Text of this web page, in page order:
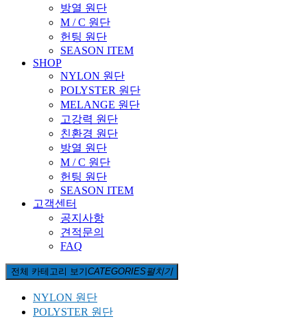
방열 원단
M / C 원단
헌팅 원단
SEASON ITEM
SHOP
NYLON 원단
POLYSTER 원단
MELANGE 원단
고강력 원단
친환경 원단
방열 원단
M / C 원단
헌팅 원단
SEASON ITEM
고객센터
공지사항
견적문의
FAQ
전체 카테고리 보기CATEGORIES펼치기
NYLON 원단
POLYSTER 원단